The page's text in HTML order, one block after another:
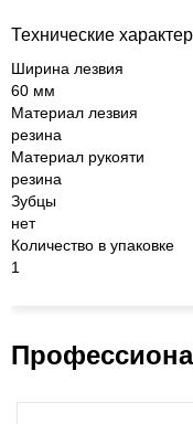
Технические
Ширина лезвия
60 мм
Материал лезвия
резина
Материал рукояти
резина
Зубцы
нет
Количество в упаковке
1